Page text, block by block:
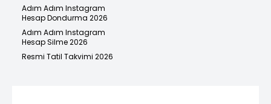
Adım Adım Instagram
Hesap Dondurma 2026
Adım Adım Instagram
Hesap Silme 2026
Resmi Tatil Takvimi 2026